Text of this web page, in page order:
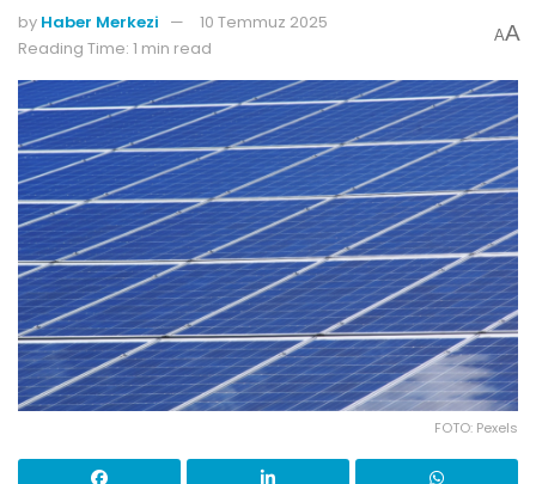
by Haber Merkezi
10 Temmuz 2025
Reading Time: 1 min read
AA
FOTO: Pexels